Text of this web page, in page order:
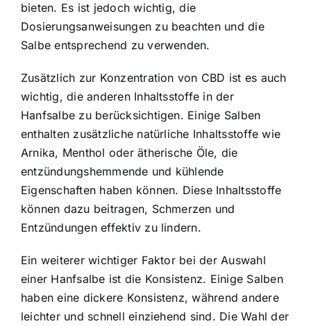
bieten. Es ist jedoch wichtig, die
Dosierungsanweisungen zu beachten und die
Salbe entsprechend zu verwenden.
Zusätzlich zur Konzentration von CBD ist es auch
wichtig, die anderen Inhaltsstoffe in der
Hanfsalbe zu berücksichtigen. Einige Salben
enthalten zusätzliche natürliche Inhaltsstoffe wie
Arnika, Menthol oder ätherische Öle, die
entzündungshemmende und kühlende
Eigenschaften haben können. Diese Inhaltsstoffe
können dazu beitragen, Schmerzen und
Entzündungen effektiv zu lindern.
Ein weiterer wichtiger Faktor bei der Auswahl
einer Hanfsalbe ist die Konsistenz. Einige Salben
haben eine dickere Konsistenz, während andere
leichter und schnell einziehend sind. Die Wahl der